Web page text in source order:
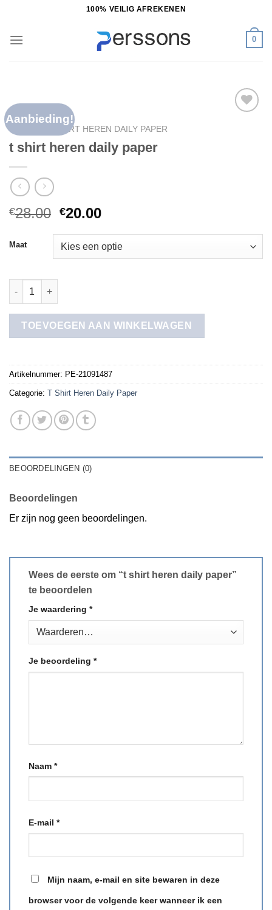
inhoud
100% VEILIG AFREKENEN
0
Aanbieding!
HOME T SHIRT HEREN DAILY PAPER
t shirt heren daily paper
€28.00 €20.00
Maat
t shirt heren daily paper aantal
TOEVOEGEN AAN WINKELWAGEN
Artikelnummer: PE-21091487
Categorie: T Shirt Heren Daily Paper
BEOORDELINGEN (0)
Beoordelingen
Er zijn nog geen beoordelingen.
Wees de eerste om “t shirt heren daily paper”
te beoordelen
Je waardering *
Je beoordeling *
Naam *
E-mail *
Mijn naam, e-mail en site bewaren in deze
browser voor de volgende keer wanneer ik een